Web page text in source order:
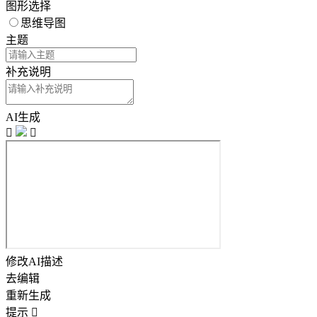
图形选择
思维导图
主题
补充说明
AI生成


修改AI描述
去编辑
重新生成
提示 